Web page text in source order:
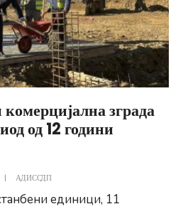
1.000
ЕВРА
за
м2
зграда
од 12 години
| АДИССДП
единици, 11